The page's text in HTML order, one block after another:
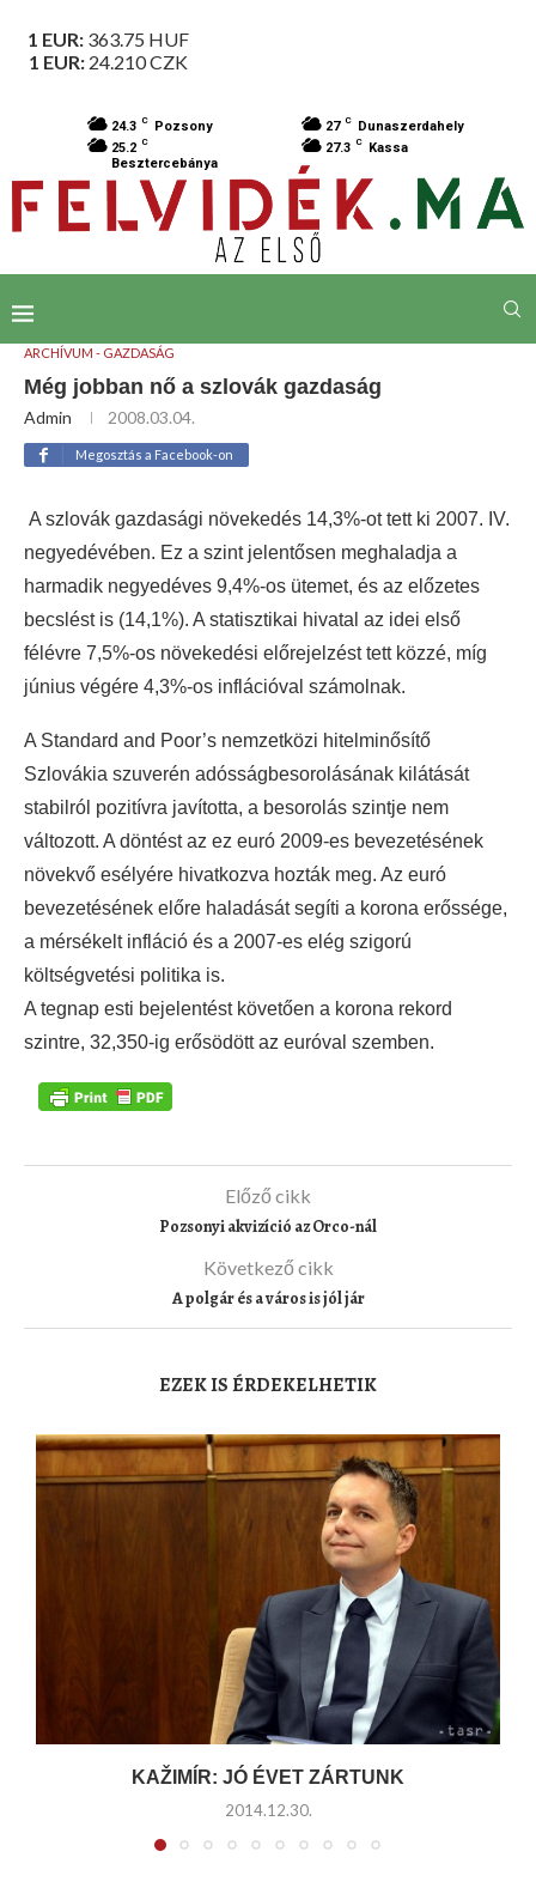
1 EUR: 363.75 HUF
1 EUR: 24.210CZK
24.3 C Pozsony 27 C
Dunaszerdahely
25.2 C
Besztercebánya
27.3 C Kassa
ARCHÍVUM - GAZDASÁG
Még jobban nő a szlovák gazdaság
Admin 2008.03.04.
Megosztás a Facebook-on
A szlovák gazdasági növekedés 14,3%-ot tett ki 2007. IV.
negyedévében. Ez a szint jelentősen meghaladja a
harmadik negyedéves 9,4%-os ütemet, és az előzetes
becslést is (14,1%). A statisztikai hivatal az idei első
félévre 7,5%-os növekedési előrejelzést tett közzé, míg
június végére 4,3%-os inflációval számolnak.
A Standard and Poor’s nemzetközi hitelminősítő
Szlovákia szuverén adósságbesorolásának kilátását
stabilról pozitívra javította, a besorolás szintje nem
változott. A döntést az ez euró 2009-es bevezetésének
növekvő esélyére hivatkozva hozták meg. Az euró
bevezetésének előre haladását segíti a korona erőssége,
a mérsékelt infláció és a 2007-es elég szigorú
költségvetési politika is.
A tegnap esti bejelentést követően a korona rekord
szintre, 32,350-ig erősödött az euróval szemben.
Előző cikk
Pozsonyi akvizíció az Orco-nál
Következő cikk
A polgár és a város is jól jár
EZEK IS ÉRDEKELHETIK
KAŽIMÍR: JÓ ÉVET ZÁRTUNK
2014.12.30.